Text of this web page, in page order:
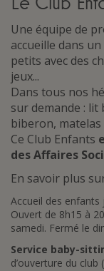
Une équipe de
accueille dans
petits avec des
jeux...
Dans tous nos
sur demande :
biberon, matelas
Ce Club Enfants
des Affaires
En savoir plus
Accueil des enfants
Ouvert de 8h15 à
samedi. Fermé le
Service baby-
d’ouverture du club